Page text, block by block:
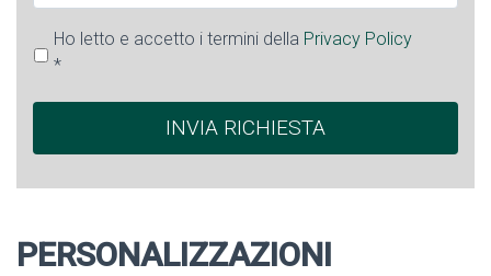
Ho letto e accetto i termini della Privacy Policy
*
PERSONALIZZAZIONI